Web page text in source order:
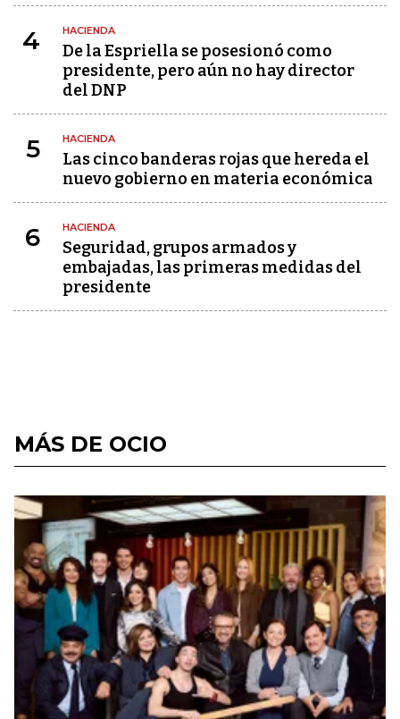
4 HACIENDA
De la Espriella se posesionó como
presidente, pero aún no hay director
del DNP
5 HACIENDA
Las cinco banderas rojas que hereda el
nuevo gobierno en materia económica
6 HACIENDA
Seguridad, grupos armados y
embajadas, las primeras medidas del
presidente
MÁS DE OCIO